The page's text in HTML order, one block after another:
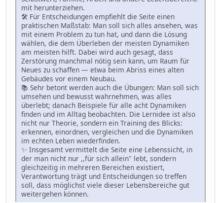
mit herunterziehen.
🛠 Für Entscheidungen empfiehlt die Seite einen
praktischen Maßstab: Man soll sich alles ansehen, was
mit einem Problem zu tun hat, und dann die Lösung
wählen, die dem Überleben der meisten Dynamiken
am meisten hilft. Dabei wird auch gesagt, dass
Zerstörung manchmal nötig sein kann, um Raum für
Neues zu schaffen — etwa beim Abriss eines alten
Gebäudes vor einem Neubau.
📚 Sehr betont werden auch die Übungen: Man soll sich
umsehen und bewusst wahrnehmen, was alles
überlebt; danach Beispiele für alle acht Dynamiken
finden und im Alltag beobachten. Die Lernidee ist also
nicht nur Theorie, sondern ein Training des Blicks:
erkennen, einordnen, vergleichen und die Dynamiken
im echten Leben wiederfinden.
✨ Insgesamt vermittelt die Seite eine Lebenssicht, in
der man nicht nur ,,für sich allein" lebt, sondern
gleichzeitig in mehreren Bereichen existiert,
Verantwortung trägt und Entscheidungen so treffen
soll, dass möglichst viele dieser Lebensbereiche gut
weitergehen können.